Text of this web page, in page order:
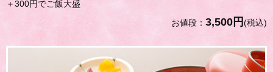
＋300円でご飯大盛
お値段： 3,500円(税込)